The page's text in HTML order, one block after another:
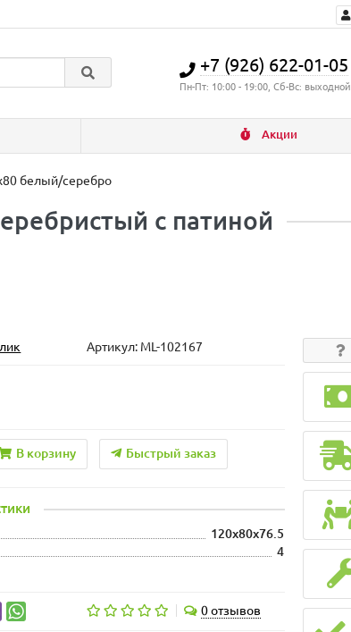
+7 (926) 622-01-05
Пн-Пт: 10:00 - 19:00, Сб-Вс: выходной
Акции
белый/серебро
с патиной
Артикул: ML-102167
В корзину Быстрый заказ
120х80х76.5
4
0 отзывов